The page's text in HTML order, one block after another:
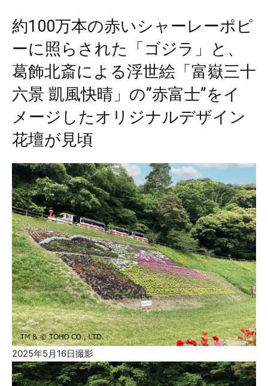
約100万本の赤いシャーレーポピ
ーに照らされた「ゴジラ」と、
葛飾北斎による浮世絵「富嶽三十
六景 凱風快晴」の”赤富士”をイ
メージしたオリジナルデザイン
花壇が見頃
2025年5月16日撮影